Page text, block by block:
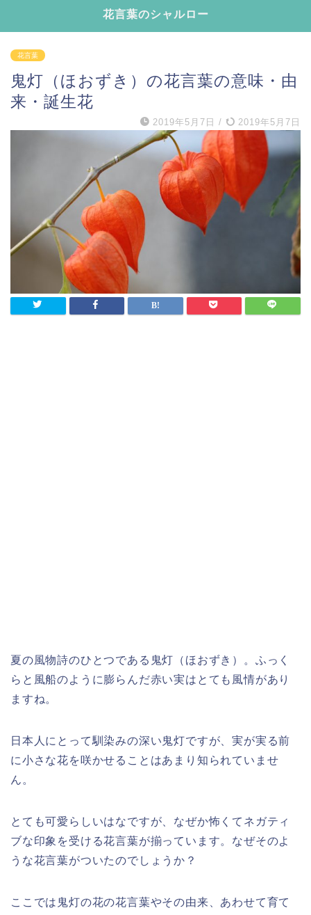
花言葉のシャルロー
花言葉
鬼灯（ほおずき）の花言葉の意味・由
来・誕生花
2019年5月7日 / 2019年5月7日
夏の風物詩のひとつである鬼灯（ほおずき）。ふっく
らと風船のように膨らんだ赤い実はとても風情があり
ますね。
日本人にとって馴染みの深い鬼灯ですが、実が実る前
に小さな花を咲かせることはあまり知られていませ
ん。
とても可愛らしいはなですが、なぜか怖くてネガティ
ブな印象を受ける花言葉が揃っています。なぜそのよ
うな花言葉がついたのでしょうか？
ここでは鬼灯の花の花言葉やその由来、あわせて育て